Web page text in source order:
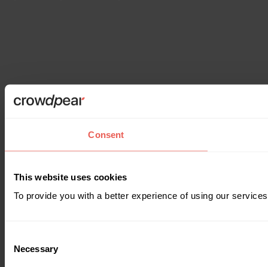
Consent
This website uses cookies
To provide you with a better experience of using our
Selection
Necessary